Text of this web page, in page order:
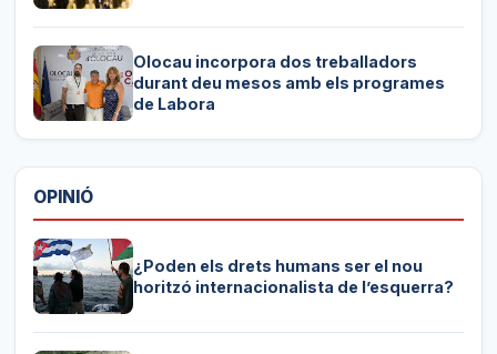
Olocau incorpora dos treballadors
durant deu mesos amb els programes
de Labora
OPINIÓ
¿Poden els drets humans ser el nou
horitzó internacionalista de l’esquerra?